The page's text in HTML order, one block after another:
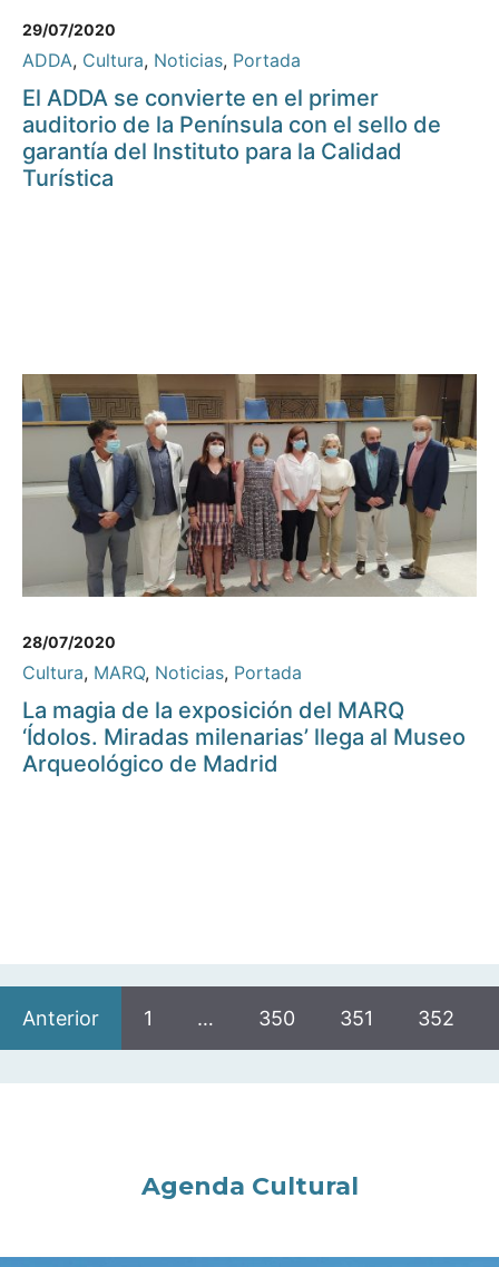
29/07/2020
ADDA, Cultura, Noticias, Portada
El ADDA se convierte en el primer
auditorio de la Península con el sello de
garantía del Instituto para la Calidad
Turística
28/07/2020
Cultura, MARQ, Noticias, Portada
La magia de la exposición del MARQ
‘Ídolos. Miradas milenarias’ llega al Museo
Arqueológico de Madrid
Anterior 1 … 350 351 352
Agenda Cultural